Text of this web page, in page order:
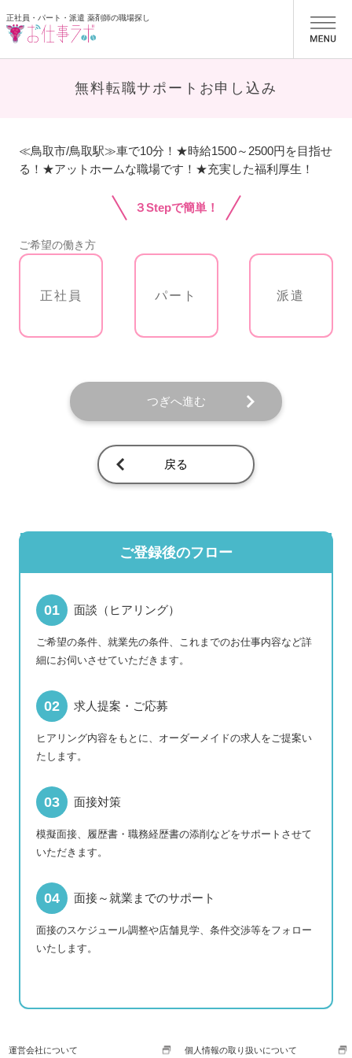
正社員・パート・派遣 薬剤師の職場探し
無料転職サポートお申し込み
≪鳥取市/鳥取駅≫車で10分！★時給1500～2500円を目指せ
る！★アットホームな職場です！★充実した福利厚生！
３Stepで簡単！
ご希望の働き方
正社員 パート 派遣
つぎへ進む
戻る
ご登録後のフロー
面談（ヒアリング）
ご希望の条件、就業先の条件、これまでのお仕事内容など詳
細にお伺いさせていただきます。
求人提案・ご応募
ヒアリング内容をもとに、オーダーメイドの求人をご提案い
たします。
面接対策
模擬面接、履歴書・職務経歴書の添削などをサポートさせて
いただきます。
面接～就業までのサポート
面接のスケジュール調整や店舗見学、条件交渉等をフォロー
いたします。
運営会社について 個人情報の取り扱いについて